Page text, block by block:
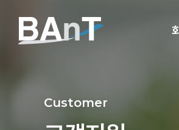
Customer